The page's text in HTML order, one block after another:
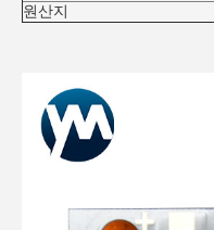
원산지